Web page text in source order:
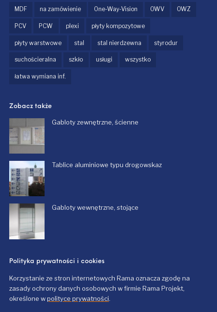
MDF na zamówienie One-Way-Vision OWV OWZ
PCV PCW plexi płyty kompozytowe
płyty warstwowe stal stal nierdzewna styrodur
suchościeralna szkło usługi wszystko
łatwa wymiana inf.
Zobacz także
Gabloty zewnętrzne, ścienne
Tablice aluminiowe typu drogowskaz
Gabloty wewnętrzne, stojące
Polityka prywatności i cookies
Korzystanie ze stron internetowych Rama oznacza zgodę na
zasady ochrony danych osobowych w firmie Rama Projekt,
określone wpolityce prywatności.